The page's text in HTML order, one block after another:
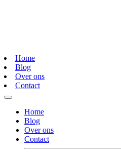
Home
Blog
Over ons
Contact
Home
Blog
Over ons
Contact